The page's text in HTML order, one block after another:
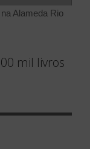
Alameda Rio
mil livros